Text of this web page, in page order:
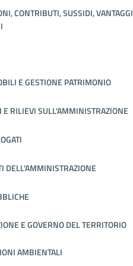
CONTRIBUTI, SUSSIDI, VANTAGGI
E GESTIONE PATRIMONIO
E RILIEVI SULL'AMMINISTRAZIONE
DELL'AMMINISTRAZIONE
E GOVERNO DEL TERRITORIO
AMBIENTALI